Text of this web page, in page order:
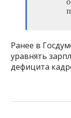
Ранее в
уравнять
дефицита